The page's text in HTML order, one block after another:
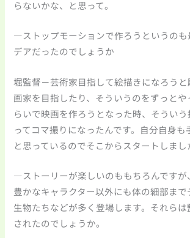
らないかな、と思って。
―ストップモーションで作ろうというのも
デアだったのでしょうか
堀監督－芸術家目指して絵描きになろう
画家を目指したり、そういうのをずっとや
らいで映画を作ろうとなった時、そうい
ってコマ撮りになったんです。自分自身も
と思っているのでそこからスタートしまし
―ストーリーが楽しいのももちろんですが
豊かなキャラクター以外にも体の細部まで
生物たちなどが多く登場します。それら
されたのでしょうか。